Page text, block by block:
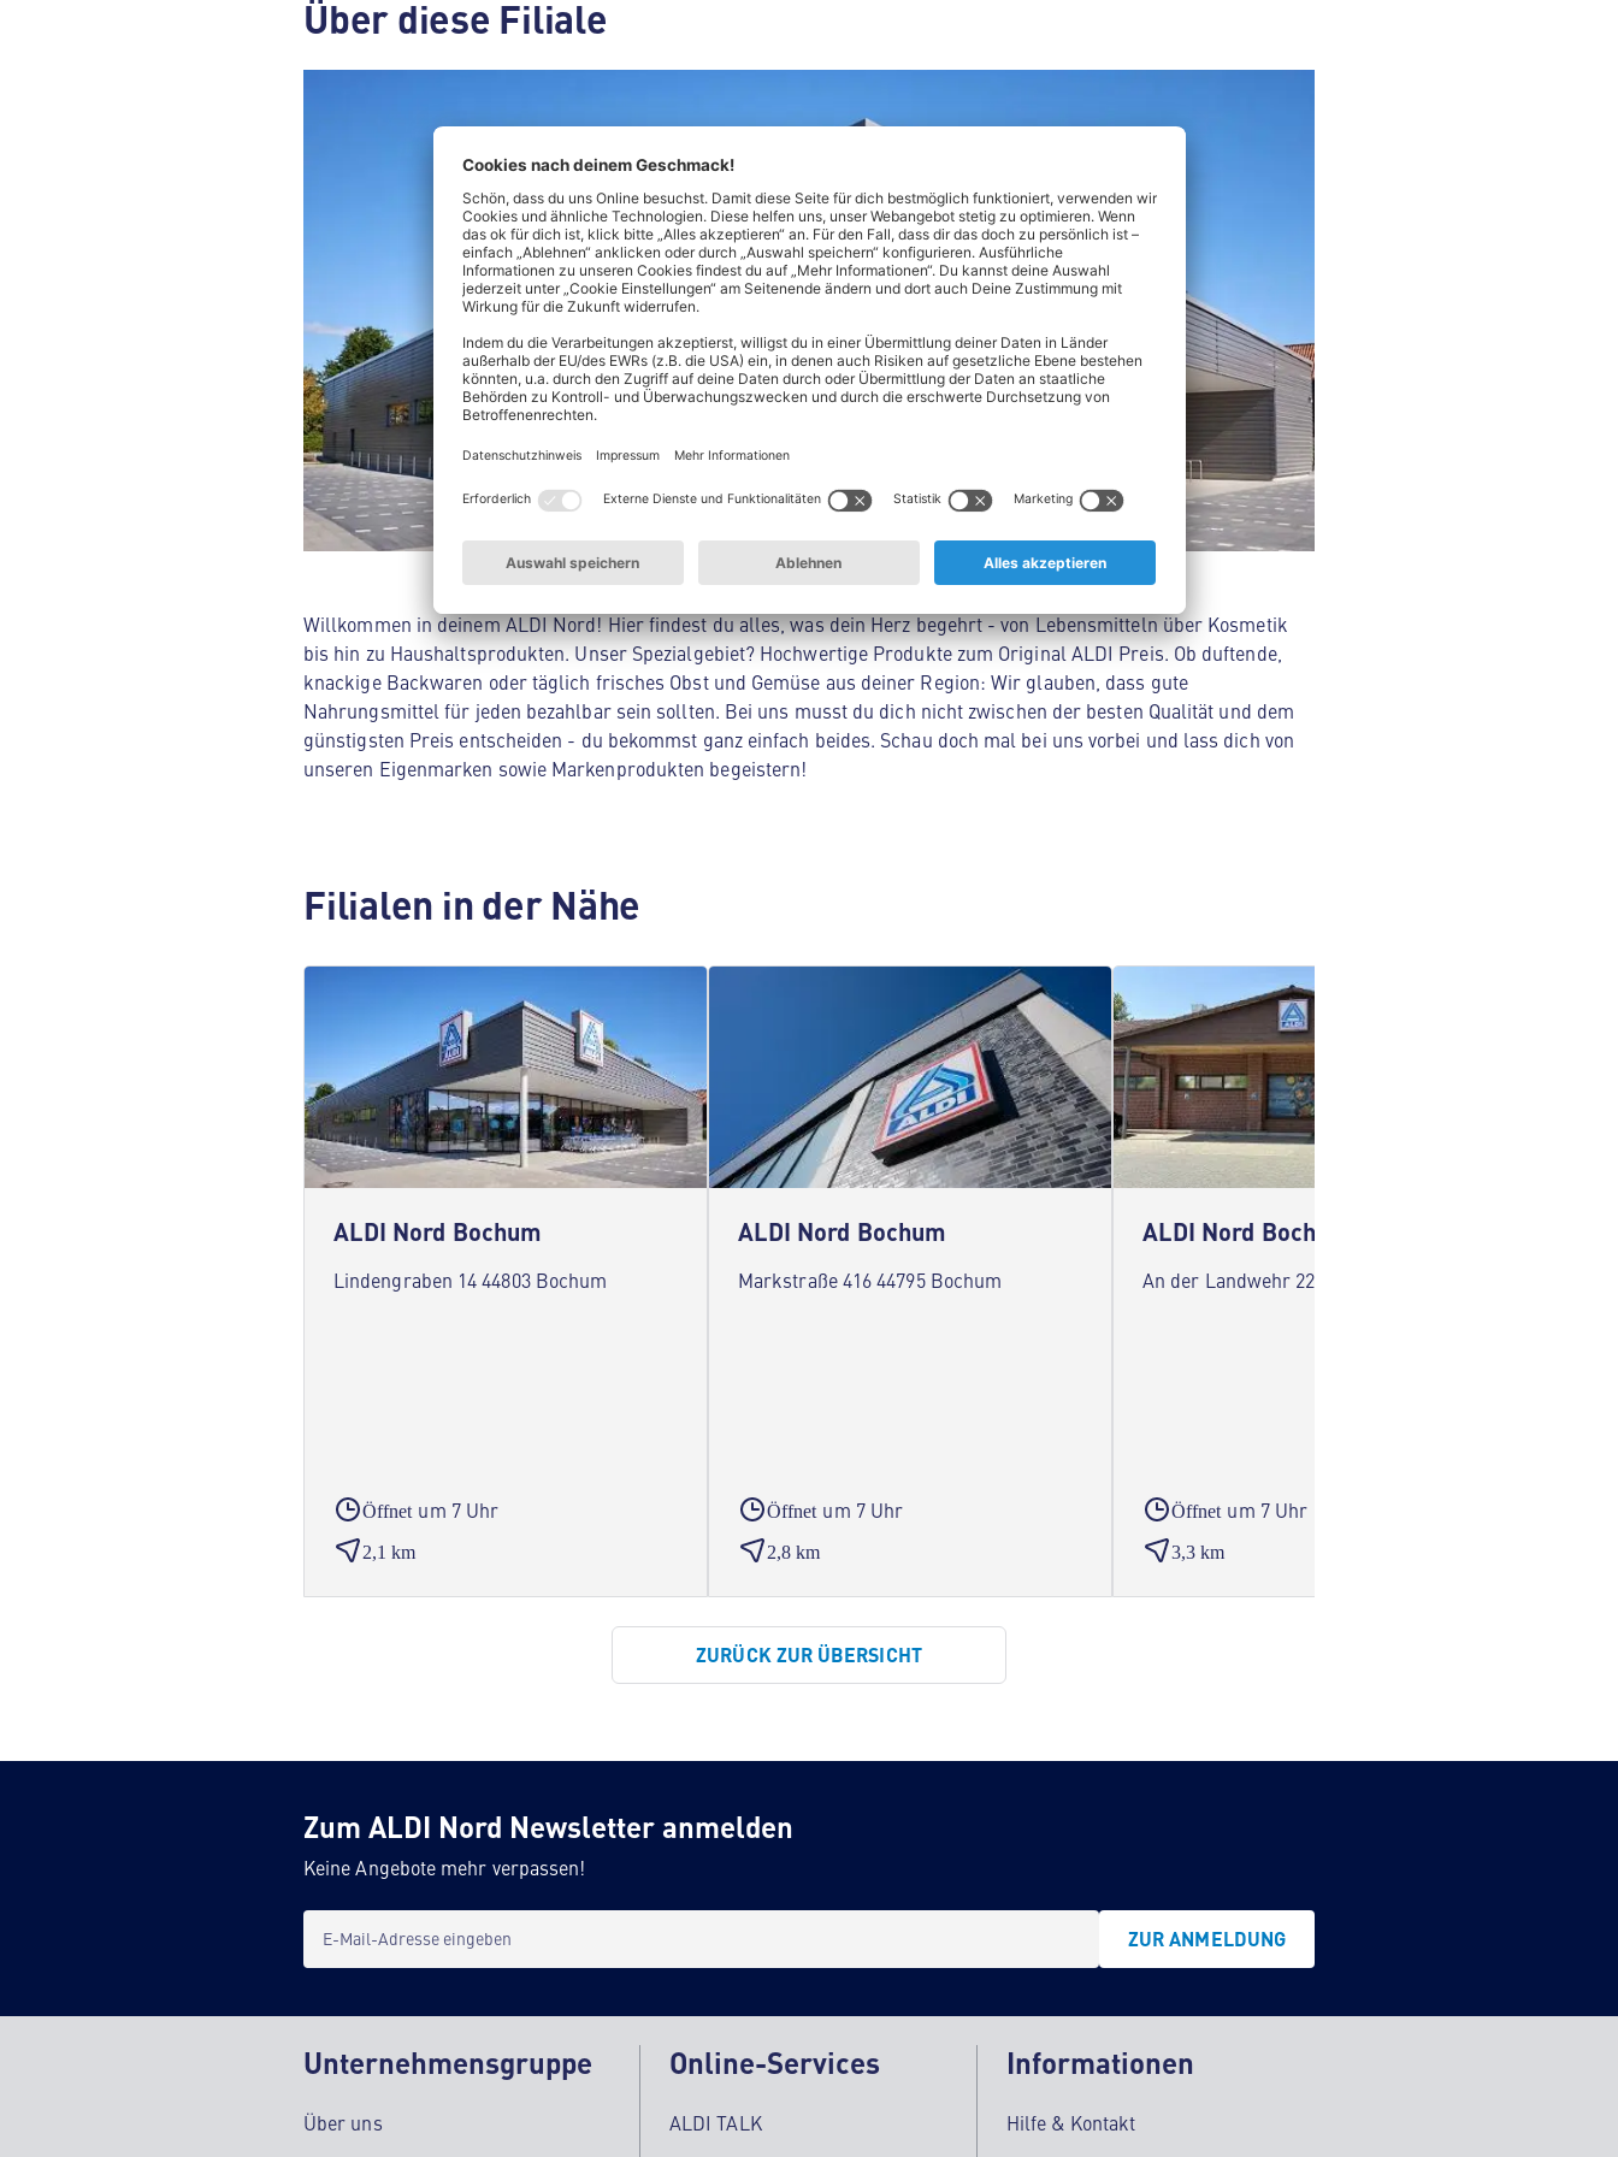
Über diese Filiale
Willkommen in deinem ALDI Nord! Hier findest du alles, was dein Herz begehrt - von Lebensmitteln über Kosmetik
bis hin zu Haushaltsprodukten. Unser Spezialgebiet? Hochwertige Produkte zum Original ALDI Preis. Ob duftende,
knackige Backwaren oder täglich frisches Obst und Gemüse aus deiner Region: Wir glauben, dass gute
Nahrungsmittel für jeden bezahlbar sein sollten. Bei uns musst du dich nicht zwischen der besten Qualität und dem
günstigsten Preis entscheiden - du bekommst ganz einfach beides. Schau doch mal bei uns vorbei und lass dich von
unseren Eigenmarken sowie Markenprodukten begeistern!
Filialen in der Nähe
ALDI Nord Bochum
Lindengraben 14 44803 Bochum
Öffnet um 7 Uhr
2,1 km
ALDI Nord Bochum
Markstraße 416 44795 Bochum
Öffnet um 7 Uhr
2,8 km
ALDI Nord Bochum
An der Landwehr 22 44795 Bochum
Öffnet um 7 Uhr
3,3 km
ZURÜCK ZUR ÜBERSICHT
Zum ALDI Nord Newsletter anmelden
Keine Angebote mehr verpassen!
E-Mail-Adresse eingeben ZUR ANMELDUNG
Unternehmensgruppe
Über uns
Online-Services
ALDI TALK
Informationen
Hilfe & Kontakt